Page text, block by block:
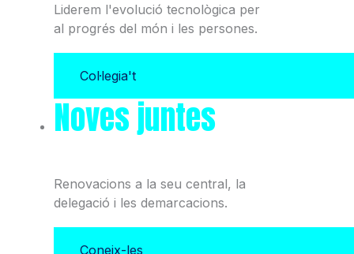
Liderem l'evolució tecnològica per
al progrés del món i les persones.
Col·legia't
Noves juntes
Renovacions a la seu central, la
delegació i les demarcacions.
Coneix-les